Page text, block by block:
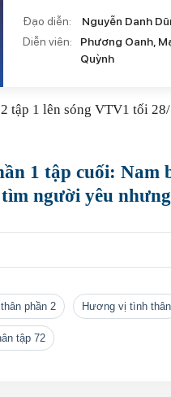
Đạo diễn:
Nguyễn Danh
Diễn viên:
Phương Oanh,
Quỳnh
tập 1 lên sóng VTV1 tối
1 tập cuối: Nam
người yêu
phần 2 Hương vị tình thân
tập 72